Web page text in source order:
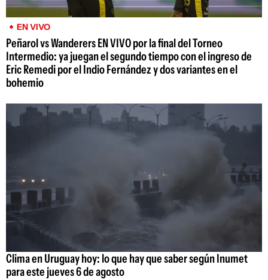
EN VIVO
Peñarol vs Wanderers EN VIVO por la final del Torneo
Intermedio: ya juegan el segundo tiempo con el ingreso de
Eric Remedi por el Indio Fernández y dos variantes en el
bohemio
Clima en Uruguay hoy: lo que hay que saber según Inumet
para este jueves 6 de agosto